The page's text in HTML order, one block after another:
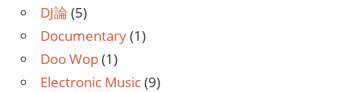
DJ論 (5)
Documentary(1)
Doo Wop(1)
Electronic Music(9)